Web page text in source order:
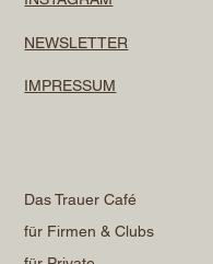
NEWSLETTER
IMPRESSUM
Das Trauer Café
für Firmen & Clubs